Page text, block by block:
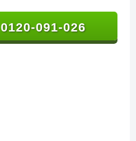
0120-091-026